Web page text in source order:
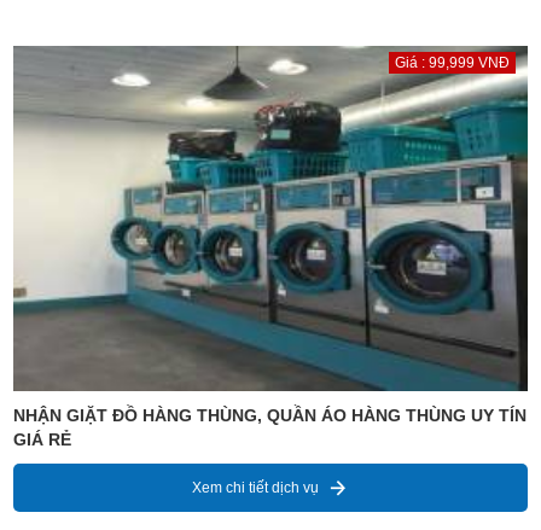
Giá : 99,999 VNĐ
NHẬN GIẶT ĐỒ HÀNG THÙNG, QUẦN ÁO HÀNG THÙNG UY TÍN
GIÁ RẺ
Xem chi tiết dịch vụ